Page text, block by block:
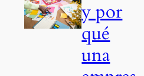
y por
qué
una